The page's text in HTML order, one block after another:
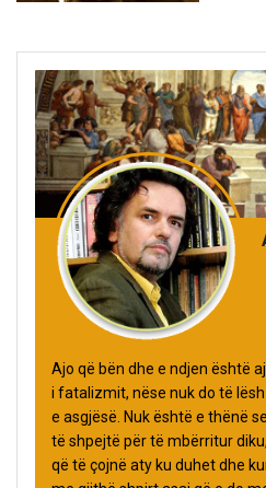
Ajo që bën dhe e ndjen është
i fatalizmit, nëse nuk do të
e asgjësë. Nuk është e thënë
të shpejtë për të mbërritur
që të çojnë aty ku duhet dhe